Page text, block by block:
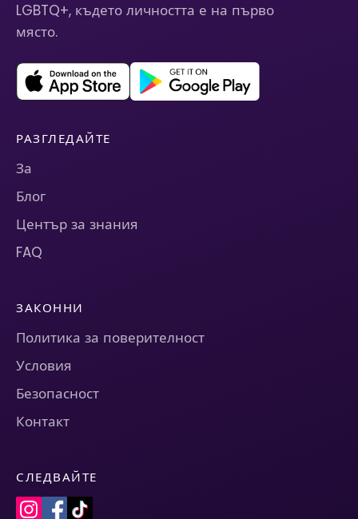
LGBTQ+, където личността е на първо
място.
РАЗГЛЕДАЙТЕ
За
Блог
Център за знания
FAQ
ЗАКОННИ
Политика за поверителност
Условия
Безопасност
Контакт
СЛЕДВАЙТЕ